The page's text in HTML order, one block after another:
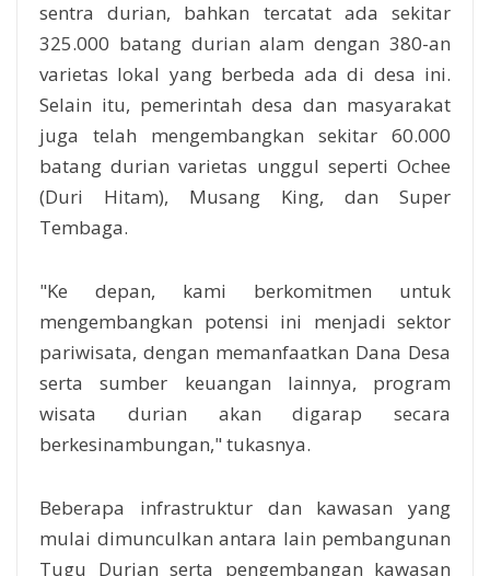
sentra durian, bahkan tercatat ada sekitar
325.000 batang durian alam dengan 380-an
varietas lokal yang berbeda ada di desa ini.
Selain itu, pemerintah desa dan masyarakat
juga telah mengembangkan sekitar 60.000
batang durian varietas unggul seperti Ochee
(Duri Hitam), Musang King, dan Super
Tembaga.
"Ke depan, kami berkomitmen untuk
mengembangkan potensi ini menjadi sektor
pariwisata, dengan memanfaatkan Dana Desa
serta sumber keuangan lainnya, program
wisata durian akan digarap secara
berkesinambungan," tukasnya.
Beberapa infrastruktur dan kawasan yang
mulai dimunculkan antara lain pembangunan
Tugu Durian serta pengembangan kawasan